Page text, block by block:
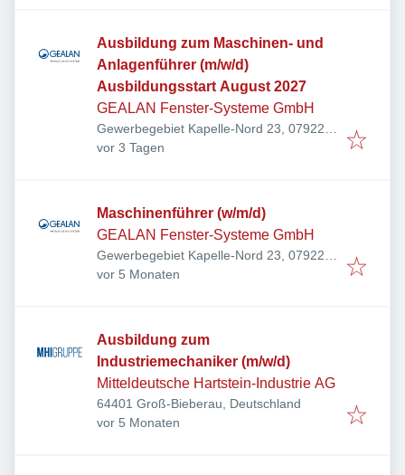
Ausbildung zum Maschinen- und
Anlagenführer (m/w/d)
Ausbildungsstart August 2027
GEALAN Fenster-Systeme GmbH
Gewerbegebiet Kapelle-Nord 23, 07922
Tanna, Deutschland
Veröffentlicht
vor 3 Tagen
Maschinenführer (w/m/d)
GEALAN Fenster-Systeme GmbH
Gewerbegebiet Kapelle-Nord 23, 07922
Tanna, Deutschland
Veröffentlicht:
vor 5 Monaten
Ausbildung zum
Industriemechaniker (m/w/d)
Mitteldeutsche Hartstein-Industrie AG
64401 Groß-Bieberau, Deutschland
Veröffentlicht:
vor 5 Monaten